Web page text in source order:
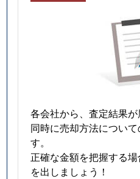
各会社から、査定結果が
同時に売却方法につい
す。
正確な金額を把握する
を出しましょう！